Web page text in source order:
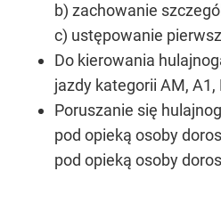
b) zachowanie
c) ustępowanie
Do kierowania
jazdy kategorii AM,
Poruszanie się
pod opieką osoby
pod opieką osoby